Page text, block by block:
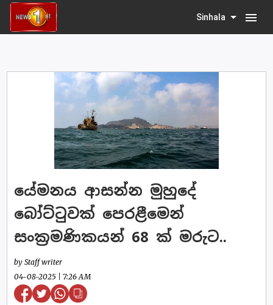
Sinhala menu
යේමනය ආසන්න මුහුදේ
බෝට්ටුවක් පෙරළීමෙන්
සංක්‍රමණිකයන් 68 ක් මරුට..
by Staff writer
04-08-2025 | 7:26 AM